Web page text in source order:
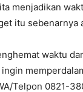
menjadikan
itu sebenarnya
waktu
Telpon 0821-